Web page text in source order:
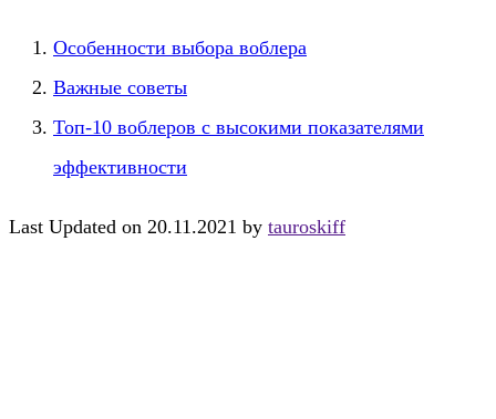
Особенности выбора воблера
Важные советы
Топ-10 воблеров с высокими показателями
эффективности
Last Updated on 20.11.2021 by tauroskiff